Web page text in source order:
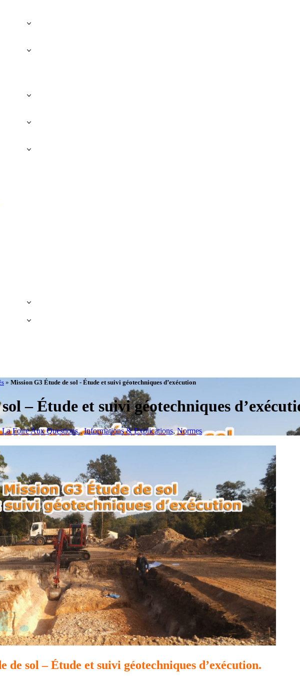
» Mission G3 Étude de sol - Étude et suivi géotechniques d’exécution
– Étude et suivi géotechniques
Foire Aux Questions.,Informations & Explications,Normes
de sol – Étude et suivi géotechniques d’exécution.